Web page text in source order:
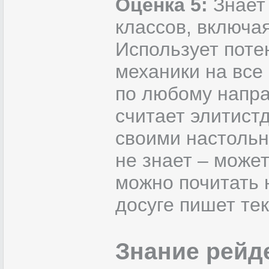
Оценка 5:
классов,
Использует
механики на
по любому
считает
своими
не знает –
можно почитать
досуге пишет
Знание